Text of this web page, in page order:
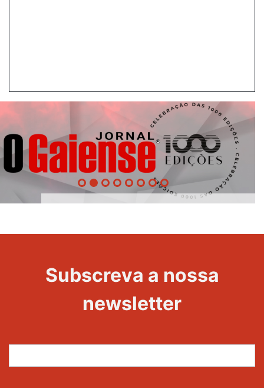
Evento
Subscreva a nossa
newsletter